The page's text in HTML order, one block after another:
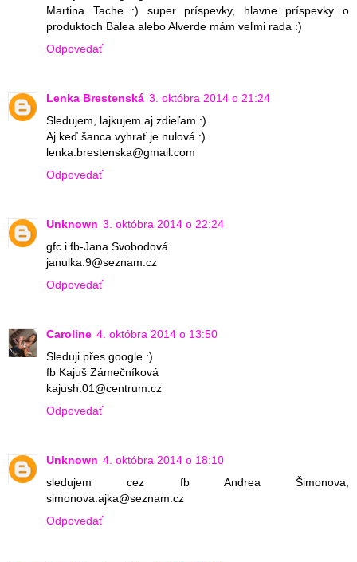
Martina Tache :) super príspevky, hlavne príspevky o
produktoch Balea alebo Alverde mám veľmi rada :)
Odpovedať
Lenka Brestenská 3. októbra 2014 o 21:24
Sledujem, lajkujem aj zdieľam :).
Aj keď šanca vyhrať je nulová :).
lenka.brestenska@gmail.com
Odpovedať
Unknown 3. októbra 2014 o 22:24
gfc i fb-Jana Svobodová
janulka.9@seznam.cz
Odpovedať
Caroline 4. októbra 2014 o 13:50
Sleduji přes google :)
fb Kajuš Zámečníková
kajush.01@centrum.cz
Odpovedať
Unknown 4. októbra 2014 o 18:10
sledujem cez fb Andrea Šimonova,
simonova.ajka@seznam.cz
Odpovedať